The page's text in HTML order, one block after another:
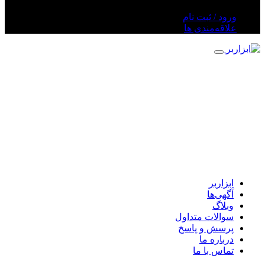
ورود / ثبت نام
علاقه‌مندی ها
ابزاربر
آگهی‌ها
وبلاگ
سوالات متداول
پرسش و پاسخ
درباره ما
تماس با ما